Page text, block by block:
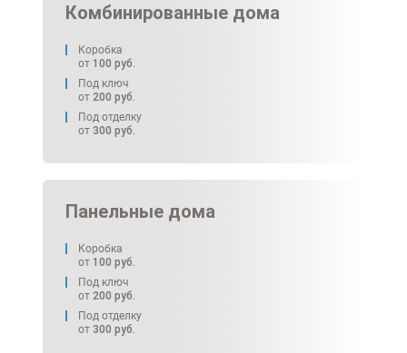
Комбинированные дома
Коробка
от 100 руб.
Под ключ
от 200 руб.
Под отделку
от 300 руб.
Панельные дома
Коробка
от 100 руб.
Под ключ
от 200 руб.
Под отделку
от 300 руб.